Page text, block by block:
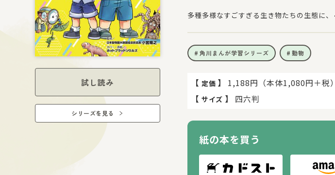
試し読み
シリーズを見る
多種多様なすごすぎる生き物たちの生態に、
角川まんが学習シリーズ 動物
【 定価 】 1,188円（本体1,080円＋税）
【 サイズ 】 四六判
紙の本を買う